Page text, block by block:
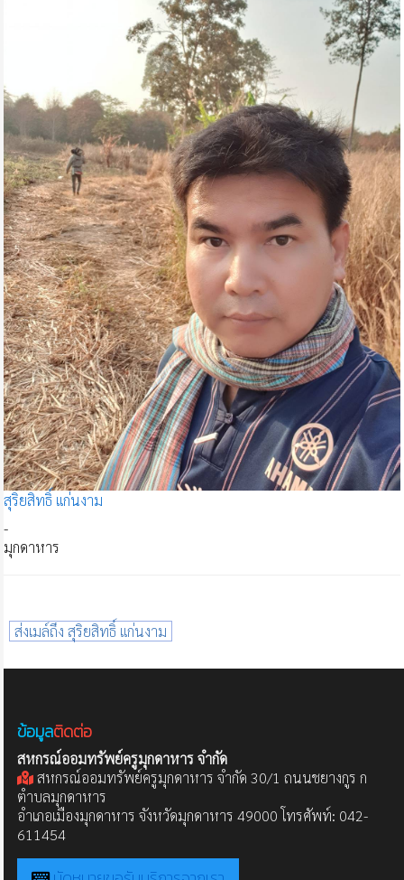
สุริยสิทธิ์ แก่นงาม
-
มุกดาหาร
ส่งเมล์ถึง สุริยสิทธิ์ แก่นงาม
ข้อมูลติดต่อ
สหกรณ์ออมทรัพย์ครูมุกดาหาร จำกัด
สหกรณ์ออมทรัพย์ครูมุกดาหาร จำกัด 30/1 ถนนชยางกูร ก
ตำบลมุกดาหาร
อำเภอเมืองมุกดาหาร จังหวัดมุกดาหาร 49000 โทรศัพท์: 042-
611454